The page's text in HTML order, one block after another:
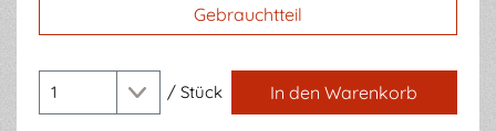
Gebrauchtteil
/ Stück In den Warenkorb